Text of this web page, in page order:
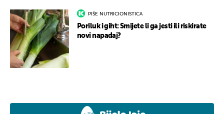
PIŠE NUTRICIONISTICA
Poriluk i giht: Smijete li ga jesti ili riskirate
novi napadaj?